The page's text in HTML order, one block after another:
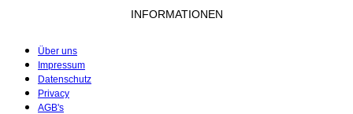
INFORMATIONEN
Über uns
Impressum
Datenschutz
Privacy
AGB's